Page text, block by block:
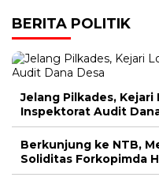
BERITA POLITIK
Jelang Pilkades,
Inspektorat Audit
Berkunjung ke NTB,
Soliditas Forkopimda